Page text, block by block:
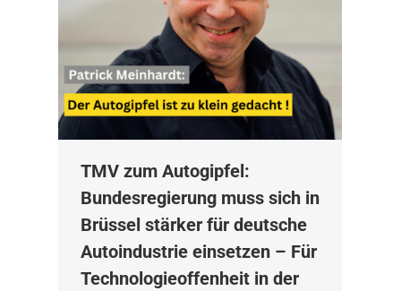
TMV zum Autogipfel:
Bundesregierung muss sich in
Brüssel stärker für deutsche
Autoindustrie einsetzen – Für
Technologieoffenheit in der